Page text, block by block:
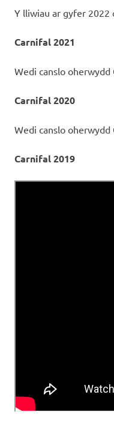
Y lliwiau ar gyfer 2022
Carnifal 2021
Wedi canslo oherwydd
Carnifal 2020
Wedi canslo oherwydd
Carnifal 2019